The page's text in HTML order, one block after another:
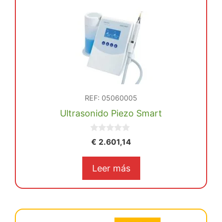
REF: 05060005
Ultrasonido Piezo Smart
0
d
€ 2.601,14
Leer más